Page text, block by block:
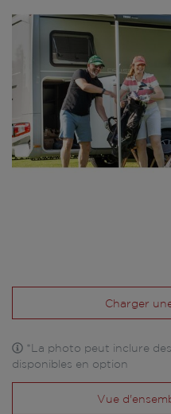
Charger
*La photo peut inclure
disponibles en option
Vue